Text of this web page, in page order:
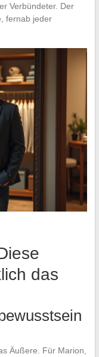
Verbündeter. Der
fernab jeder
das
Äußere. Für Marion,